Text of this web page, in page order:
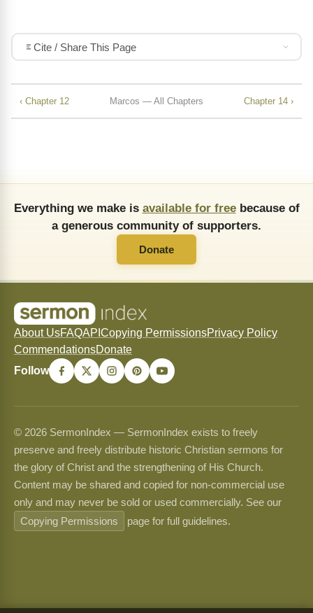
Cite / Share This Page
‹ Chapter 12 Marcos — All Chapters Chapter 14 ›
Everything we make is available for freebecause of
a generous community of supporters.
Donate
About UsFAQAPI Copying PermissionsPrivacy Policy
CommendationsDonate
Follow
© 2026 SermonIndex — SermonIndex exists to freely
preserve and freely distribute historic Christian sermons for
the glory of Christ and the strengthening of His Church.
Content may be shared and copied for non-commercial use
only and may never be sold or used commercially. See our
Copying Permissions
page for full guidelines.